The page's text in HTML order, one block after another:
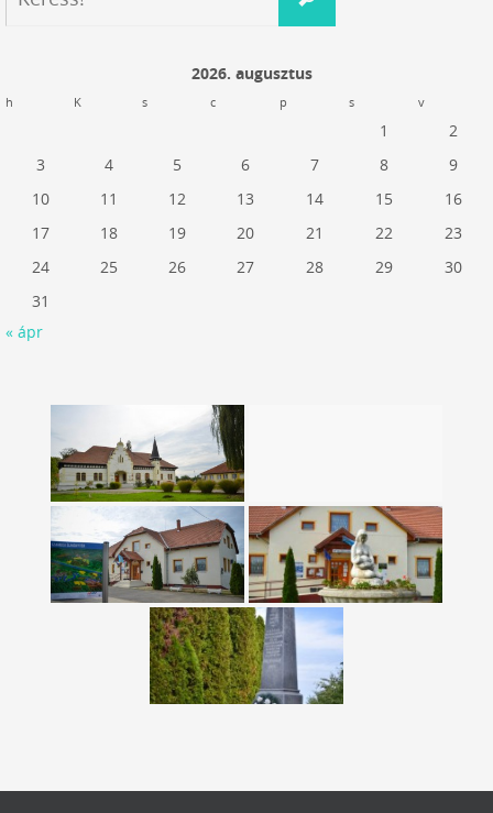
2026. augusztus
h K s c p s v
1
2
3
4 5 6 7 8
9
10
11 12 13 14 15
16
17
18 19 20 21 22
23
24
25 26 27 28 29
30
31
« ápr